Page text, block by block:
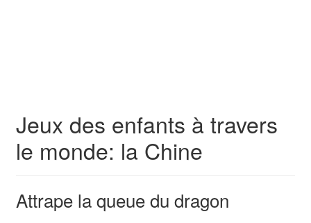
Jeux des enfants à travers
le monde: la Chine
Attrape la queue du dragon